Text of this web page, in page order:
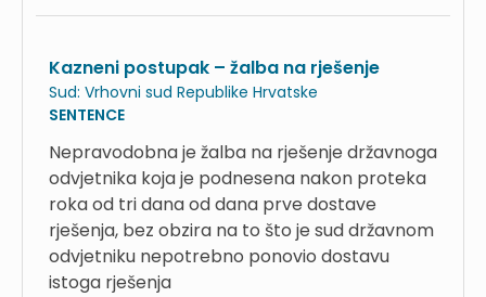
Kazneni postupak – žalba na rješenje
Sud: Vrhovni sud Republike Hrvatske
SENTENCE
Nepravodobna je žalba na rješenje državnoga
odvjetnika koja je podnesena nakon proteka
roka od tri dana od dana prve dostave
rješenja, bez obzira na to što je sud državnom
odvjetniku nepotrebno ponovio dostavu
istoga rješenja